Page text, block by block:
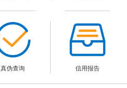
真伪查询 信用报告